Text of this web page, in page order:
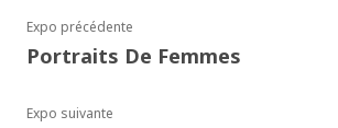
Expo précédente
Portraits De Femmes
Expo suivante